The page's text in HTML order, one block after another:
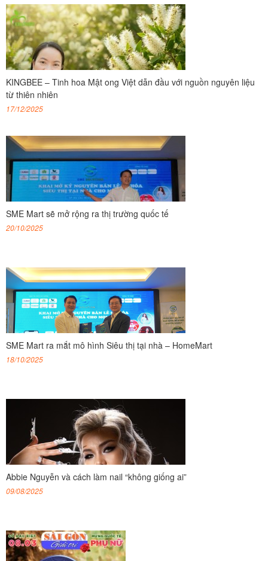
KINGBEE – Tinh hoa Mật ong Việt dẫn đầu với nguồn nguyên liệu
từ thiên nhiên
17/12/2025
SME Mart sẽ mở rộng ra thị trường quốc tế
20/10/2025
SME Mart ra mắt mô hình Siêu thị tại nhà – HomeMart
18/10/2025
Abbie Nguyễn và cách làm nail “không giống ai”
09/08/2025